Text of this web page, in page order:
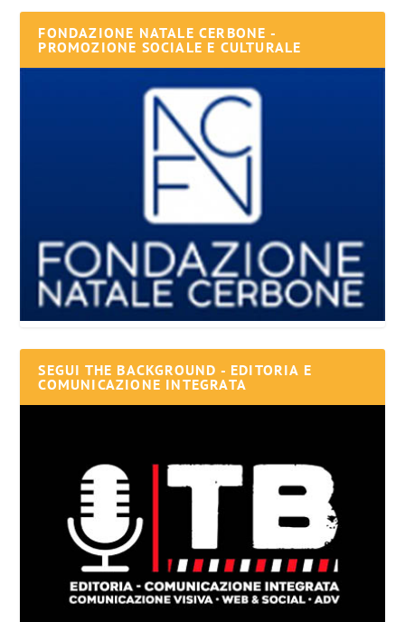
FONDAZIONE NATALE CERBONE -
PROMOZIONE SOCIALE E CULTURALE
SEGUI THE BACKGROUND - EDITORIA E
COMUNICAZIONE INTEGRATA